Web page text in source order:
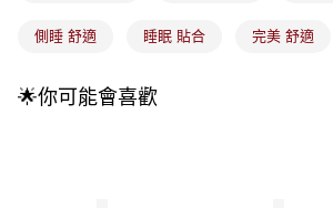
2.透過簡訊連結打開帳單後，可選擇「超商條碼／台
【注意事項】
1.本服務係由「台灣大哥大股份有限公司」（以下簡
7-11取貨付款
付款後7-11取貨
側睡 舒適 睡眠 貼合 完美 舒適
🌟你可能會喜歡